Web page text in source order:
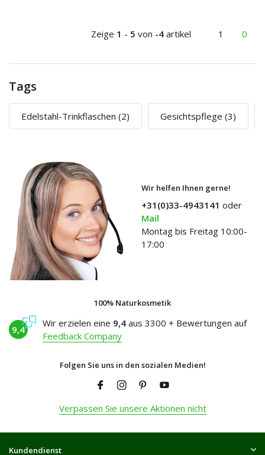
Zeige 1 - 5 von -4 artikel 1 0
Tags
Edelstahl-Trinkflaschen (2) Gesichtspflege (3)
Wir helfen Ihnen gerne!
+31(0)33-4943141 oder
Mail
Montag bis Freitag 10:00-
17:00
100% Naturkosmetik
9,4
Wir erzielen eine 9,4 aus 3300 + Bewertungen auf
Feedback Company
Folgen Sie uns in den sozialen Medien!
Verpassen Sie unsere Aktionen nicht
Kundendienst